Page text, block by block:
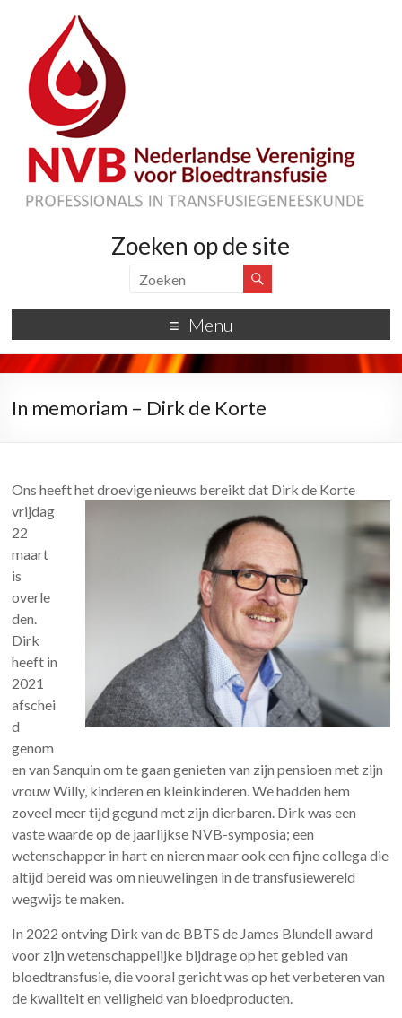
Zoeken op de site
Menu
In memoriam – Dirk de Korte
Ons heeft het droevige nieuws bereikt dat Dirk de Korte
vrijdag
22
maart
is
overle
den.
Dirk
heeft in
2021
afschei
d
genom
en van Sanquin om te gaan genieten van zijn pensioen met zijn
vrouw Willy, kinderen en kleinkinderen. We hadden hem
zoveel meer tijd gegund met zijn dierbaren. Dirk was een
vaste waarde op de jaarlijkse NVB-symposia; een
wetenschapper in hart en nieren maar ook een fijne collega die
altijd bereid was om nieuwelingen in de transfusiewereld
wegwijs te maken.
In 2022 ontving Dirk van de BBTS de James Blundell award
voor zijn wetenschappelijke bijdrage op het gebied van
bloedtransfusie, die vooral gericht was op het verbeteren van
de kwaliteit en veiligheid van bloedproducten.